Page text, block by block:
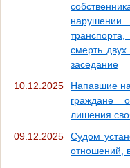
нарушении
смерть
заседание
10.12.2025
Напавшие
граждане
лишения
09.12.2025
Судом
отношений,